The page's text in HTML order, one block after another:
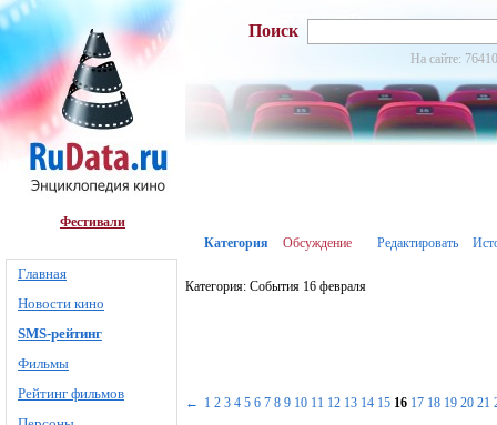
Фестивали
Главная
Новости кино
SMS-рейтинг
Фильмы
Рейтинг фильмов
Поиск
На сайте:
Категория Обсуждение Редактировать
Категория: События 16 февраля
← 1 2 3 4 5 6 7 8 9 10 11 12 13 14 15 16 17 18 19 20 21